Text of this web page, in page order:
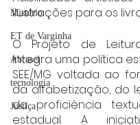
Mistério
ET de Varginha
Abrasel
tecnologia
Justiça
ilustrações para os
O Projeto de
integra uma política
SEE/MG voltada ao
da alfabetização, do
da proficiência
estadual. A